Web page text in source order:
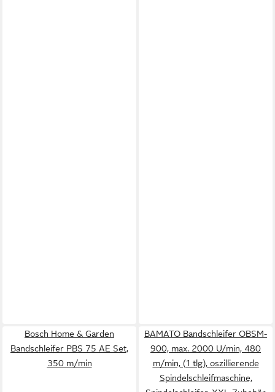
Bosch Home & Garden
Bandschleifer PBS 75 AE Set,
350 m/min
BAMATO Bandschleifer OBSM-
900, max. 2000 U/min, 480
m/min, (1 tlg), oszillierende
Spindelschleifmaschine,